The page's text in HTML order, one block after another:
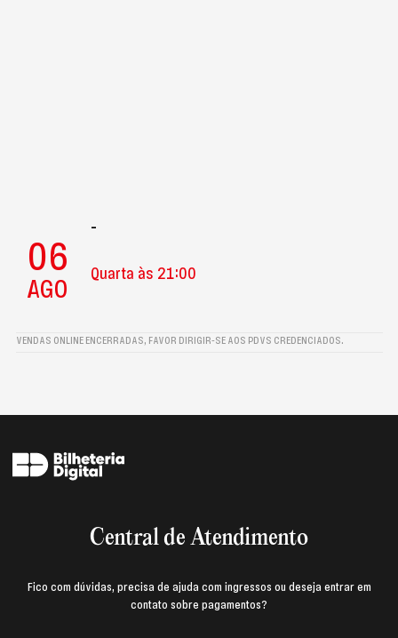
06
AGO
-
Quarta às 21:00
VENDAS ONLINE ENCERRADAS, FAVOR DIRIGIR-SE AOS PDVS CREDENCIADOS.
Central de Atendimento
Fico com dúvidas, precisa de ajuda com ingressos ou deseja entrar em
contato sobre pagamentos?